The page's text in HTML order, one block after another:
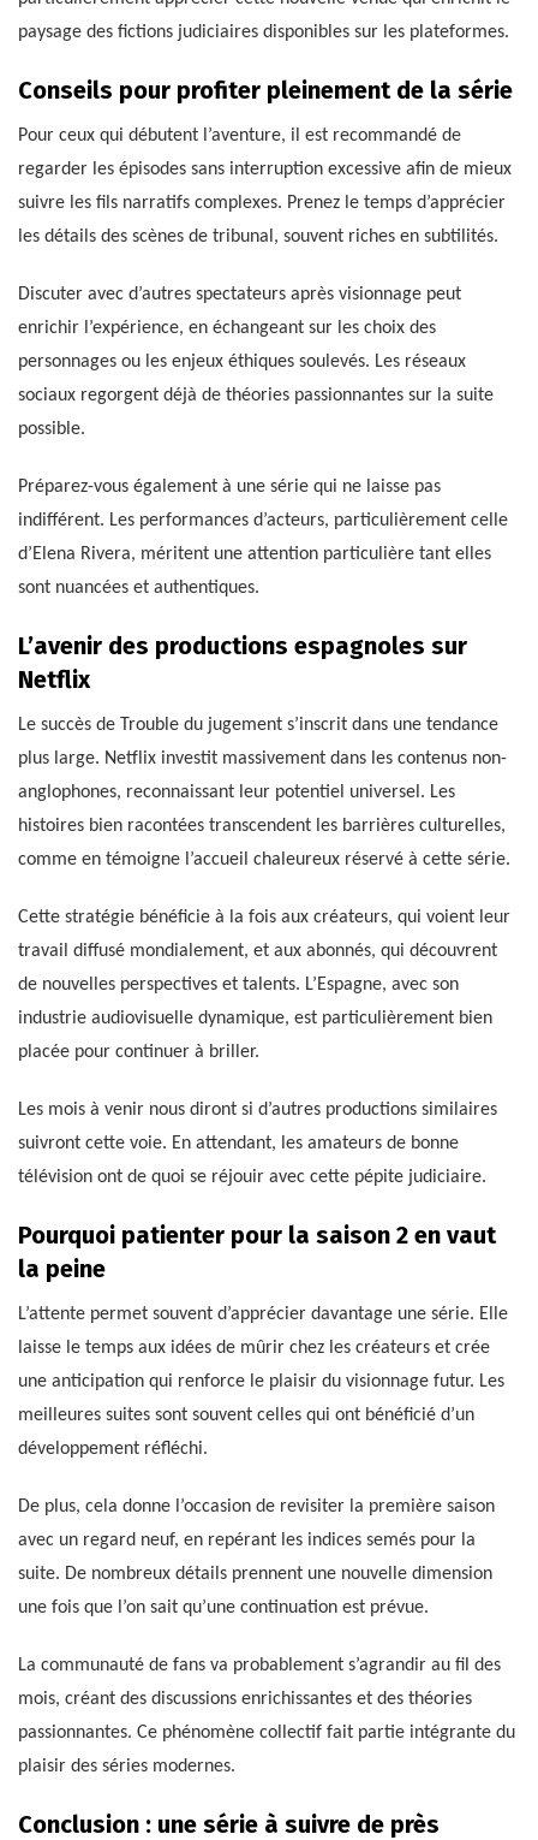
paysage des fictions judiciaires disponibles sur les plateformes.
Conseils pour profiter pleinement de la série
Pour ceux qui débutent l’aventure, il est recommandé de
regarder les épisodes sans interruption excessive afin de mieux
suivre les fils narratifs complexes. Prenez le temps d’apprécier
les détails des scènes de tribunal, souvent riches en subtilités.
Discuter avec d’autres spectateurs après visionnage peut
enrichir l’expérience, en échangeant sur les choix des
personnages ou les enjeux éthiques soulevés. Les réseaux
sociaux regorgent déjà de théories passionnantes sur la suite
possible.
Préparez-vous également à une série qui ne laisse pas
indifférent. Les performances d’acteurs, particulièrement celle
d’Elena Rivera, méritent une attention particulière tant elles
sont nuancées et authentiques.
L’avenir des productions espagnoles sur
Netflix
Le succès de Trouble du jugement s’inscrit dans une tendance
plus large. Netflix investit massivement dans les contenus non-
anglophones, reconnaissant leur potentiel universel. Les
histoires bien racontées transcendent les barrières culturelles,
comme en témoigne l’accueil chaleureux réservé à cette série.
Cette stratégie bénéficie à la fois aux créateurs, qui voient leur
travail diffusé mondialement, et aux abonnés, qui découvrent
de nouvelles perspectives et talents. L’Espagne, avec son
industrie audiovisuelle dynamique, est particulièrement bien
placée pour continuer à briller.
Les mois à venir nous diront si d’autres productions similaires
suivront cette voie. En attendant, les amateurs de bonne
télévision ont de quoi se réjouir avec cette pépite judiciaire.
Pourquoi patienter pour la saison 2 en vaut
la peine
L’attente permet souvent d’apprécier davantage une série. Elle
laisse le temps aux idées de mûrir chez les créateurs et crée
une anticipation qui renforce le plaisir du visionnage futur. Les
meilleures suites sont souvent celles qui ont bénéficié d’un
développement réfléchi.
De plus, cela donne l’occasion de revisiter la première saison
avec un regard neuf, en repérant les indices semés pour la
suite. De nombreux détails prennent une nouvelle dimension
une fois que l’on sait qu’une continuation est prévue.
La communauté de fans va probablement s’agrandir au fil des
mois, créant des discussions enrichissantes et des théories
passionnantes. Ce phénomène collectif fait partie intégrante du
plaisir des séries modernes.
Conclusion : une série à suivre de près